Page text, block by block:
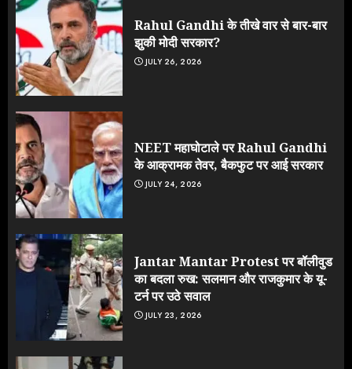
Rahul Gandhi के तीखे वार से बार-बार
झुकी मोदी सरकार?
JULY 26, 2026
NEET महाघोटाले पर Rahul Gandhi
के आक्रामक तेवर, बैकफुट पर आई सरकार
JULY 24, 2026
Jantar Mantar Protest पर बॉलीवुड
का बदला रुख: सलमान और राजकुमार के यू-
टर्न पर उठे सवाल
JULY 23, 2026